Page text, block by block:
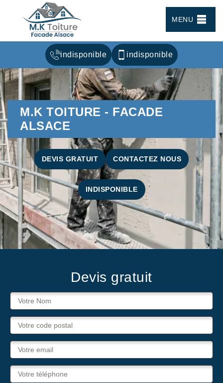
MENU
indisponible indisponible
M.K TOITURE - FACADE
ALSACE
DEVIS GRATUIT CONTACTEZ NOUS
INDISPONIBLE
Devis gratuit